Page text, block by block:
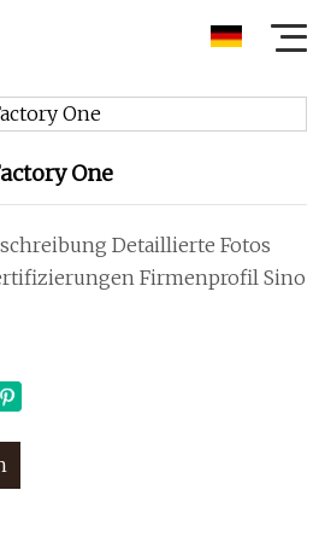
One
Detaillierte Fotos
Firmenprofil Sino